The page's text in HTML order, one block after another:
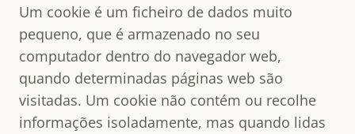
Um cookie é um ficheiro de dados muito
pequeno, que é armazenado no seu
computador dentro do navegador web,
quando determinadas páginas web são
visitadas. Um cookie não contém ou recolhe
informações isoladamente, mas quando lidas